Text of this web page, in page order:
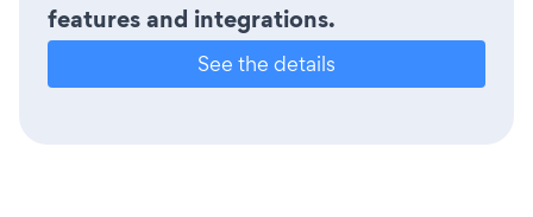
features and integrations.
See the details